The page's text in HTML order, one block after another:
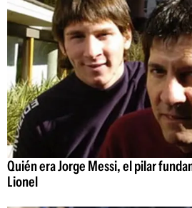
Quién era Jorge Messi, el pilar
Lionel